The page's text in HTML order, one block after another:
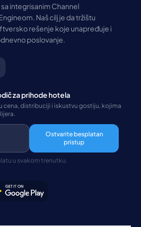
integrisanim Channel
Naš cilj je da tržištu
rešenje koje unapređuje i
poslovanje.
za prihode hotela
cena, distribuciji i iskustvu gostiju, kojima
Ostvarite besplatan
pristup
u svakom trenutku.